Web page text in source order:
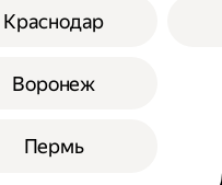
Краснодар
Воронеж
Пермь